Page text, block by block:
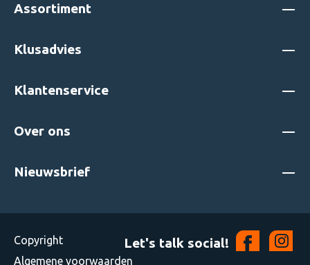
Assortiment
Klusadvies
Klantenservice
Over ons
Nieuwsbrief
Copyright Let's talk social!
Algemene voorwaarden